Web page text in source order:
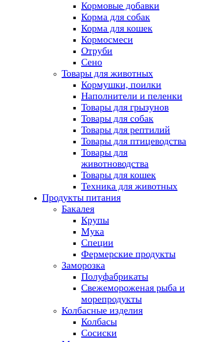
Кормовые добавки
Корма для собак
Корма для кошек
Кормосмеси
Отруби
Сено
Товары для животных
Кормушки, поилки
Наполнители и пеленки
Товары для грызунов
Товары для собак
Товары для рептилий
Товары для птицеводства
Товары для
животноводства
Товары для кошек
Техника для животных
Продукты питания
Бакалея
Крупы
Мука
Специи
Фермерские продукты
Заморозка
Полуфабрикаты
Свежемороженая рыба и
морепродукты
Колбасные изделия
Колбасы
Сосиски